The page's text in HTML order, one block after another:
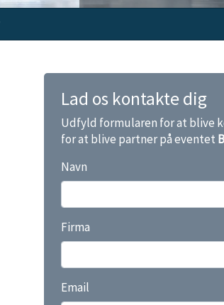
Lad os kontakte dig
Udfyld formularen for at blive
for at blive partner på eventet
Navn
Firma
Email